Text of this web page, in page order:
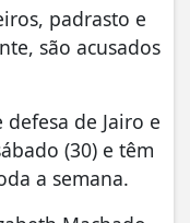
padrasto e
são acusados
de Jairo e
(30) e têm
a semana.